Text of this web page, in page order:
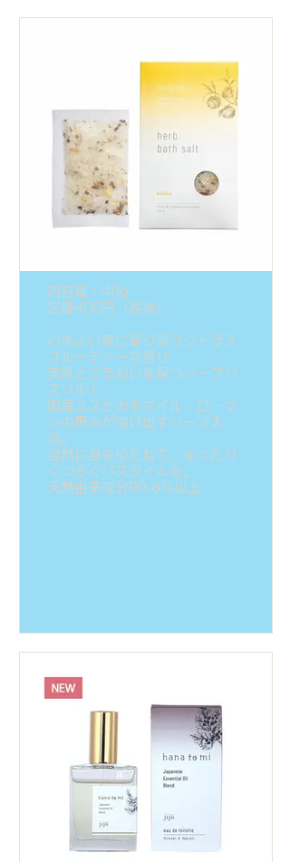
内容量：40g
定価400円（税抜）
心地よい夜に寄り添うシトラス
フルーティーな香り
美肌とうるおいを保つハーブバ
スソルト
国産ユズとカモマイル・ローマ
ンの恵みが溶け出すハーブ入
浴。
自然に身をゆだねて、ゆったり
くつろぐバスタイムを。
天然由来成分99.8%以上